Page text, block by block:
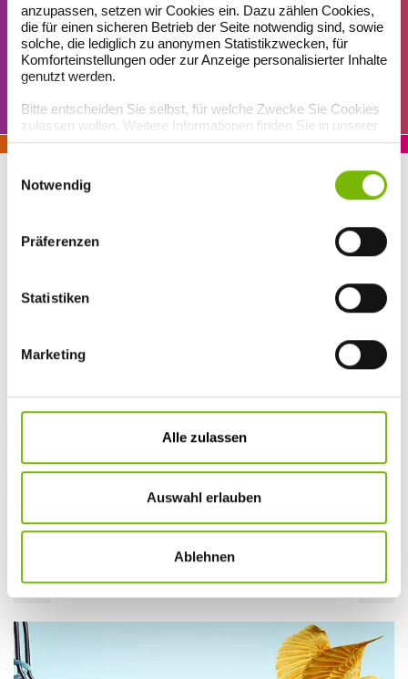
anzupassen, setzen wir Cookies ein. Dazu zählen Cookies,
die für einen sicheren Betrieb der Seite notwendig sind, sowie
solche, die lediglich zu anonymen Statistikzwecken, für
Komforteinstellungen oder zur Anzeige personalisierter Inhalte
genutzt werden.
Bitte entscheiden Sie selbst, für welche Zwecke Sie Cookies
zulassen wollen. Weitere Informationen finden Sie in unserer
Datenschutzerklärung.
Notwendig
Präferenzen
Statistiken
Marketing
Alle zulassen
Auswahl erlauben
Ablehnen
Unser Erinnerungsservice für Sie – damit Ihnen keine Ausgabe
unseres Gesundheitsjournals und kein Gewinnspiel entgeht: Jetzt
Magazin-Newsletter abonnieren!
INTERN
E-Rezept: Einlösen über die eGK wird möglich +++
Angebote zur Hautkrebsfrüherkennung +++ Zeitschrift
ELTERN: Beste Krankenkasse für Familien